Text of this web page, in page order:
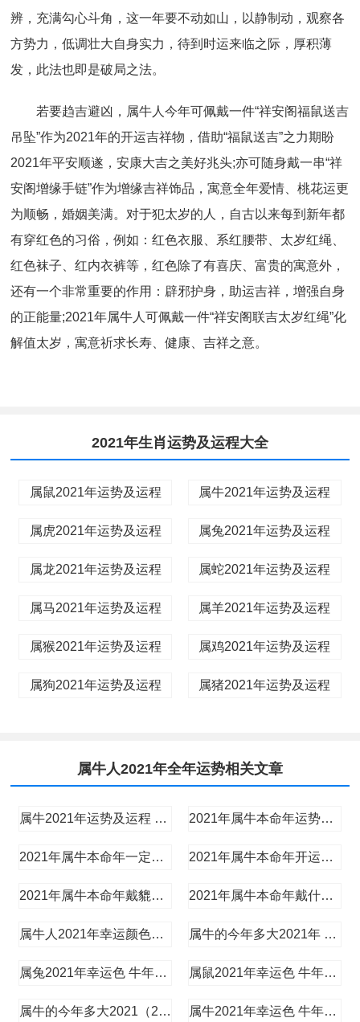
辨，充满勾心斗角，这一年要不动如山，以静制动，观察各
方势力，低调壮大自身实力，待到时运来临之际，厚积薄
发，此法也即是破局之法。
若要趋吉避凶，属牛人今年可佩戴一件“祥安阁福鼠送吉
吊坠”作为2021年的开运吉祥物，借助“福鼠送吉”之力期盼
2021年平安顺遂，安康大吉之美好兆头;亦可随身戴一串“祥
安阁增缘手链”作为增缘吉祥饰品，寓意全年爱情、桃花运更
为顺畅，婚姻美满。对于犯太岁的人，自古以来每到新年都
有穿红色的习俗，例如：红色衣服、系红腰带、太岁红绳、
红色袜子、红内衣裤等，红色除了有喜庆、富贵的寓意外，
还有一个非常重要的作用：辟邪护身，助运吉祥，增强自身
的正能量;2021年属牛人可佩戴一件“祥安阁联吉太岁红绳”化
解值太岁，寓意祈求长寿、健康、吉祥之意。
2021年生肖运势及运程大全
属鼠2021年运势及运程 属牛2021年运势及运程
属虎2021年运势及运程 属兔2021年运势及运程
属龙2021年运势及运程 属蛇2021年运势及运程
属马2021年运势及运程 属羊2021年运势及运程
属猴2021年运势及运程 属鸡2021年运势及运程
属狗2021年运势及运程 属猪2021年运势及运程
属牛人2021年全年运势相关文章
属牛2021年运势及运程 生肖牛2021年运势及运程解析(图文) 2021年属牛本命年运势如何 2021牛年本命年运气好不好(图文)
2021年属牛本命年一定要穿红色吗，牛年本命年幸运色是哪些(图文) 2021年属牛本命年开运吉祥物，牛年本命年幸运物(图文)
2021年属牛本命年戴貔貅好吗，牛年本命年怎么旺财运(图文) 2021年属牛本命年戴什么转运，牛年本历年犯太岁破解方法(图文)
属牛人2021年幸运颜色是什么(图文) 属牛的今年多大2021年 生肖牛今年多大岁数2021(图文)
属兔2021年幸运色 牛年生肖兔幸运颜色是什么 属鼠2021年幸运色 牛年生肖鼠幸运颜色是什么
属牛的今年多大2021（2009、1997、1985、1973、1961） 属牛2021年幸运色 牛年生肖牛幸运颜色是什么